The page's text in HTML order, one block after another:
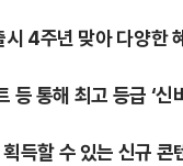
4주년 맞아 다양한
통해 최고 등급 ‘신
획득할수있는 신규 콘